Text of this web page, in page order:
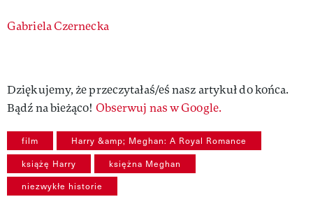
Authors
Gabriela Czernecka
Dziękujemy, że przeczytałaś/eś nasz artykuł do końca.
Bądź na bieżąco! Obserwuj nas w Google.
film Harry &amp; Meghan: A Royal Romance
książę Harry księżna Meghan
niezwykłe historie